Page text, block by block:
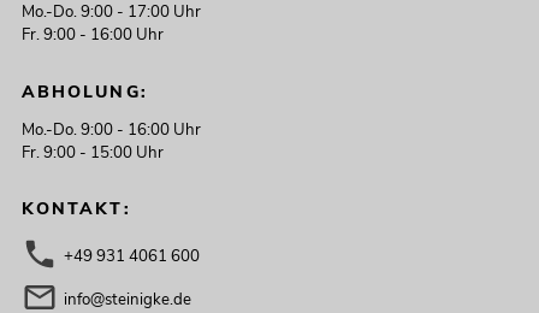
Mo.-Do. 9:00 - 17:00 Uhr
Fr. 9:00 - 16:00 Uhr
ABHOLUNG:
Mo.-Do. 9:00 - 16:00 Uhr
Fr. 9:00 - 15:00 Uhr
KONTAKT:
+49 931 4061 600
info@steinigke.de